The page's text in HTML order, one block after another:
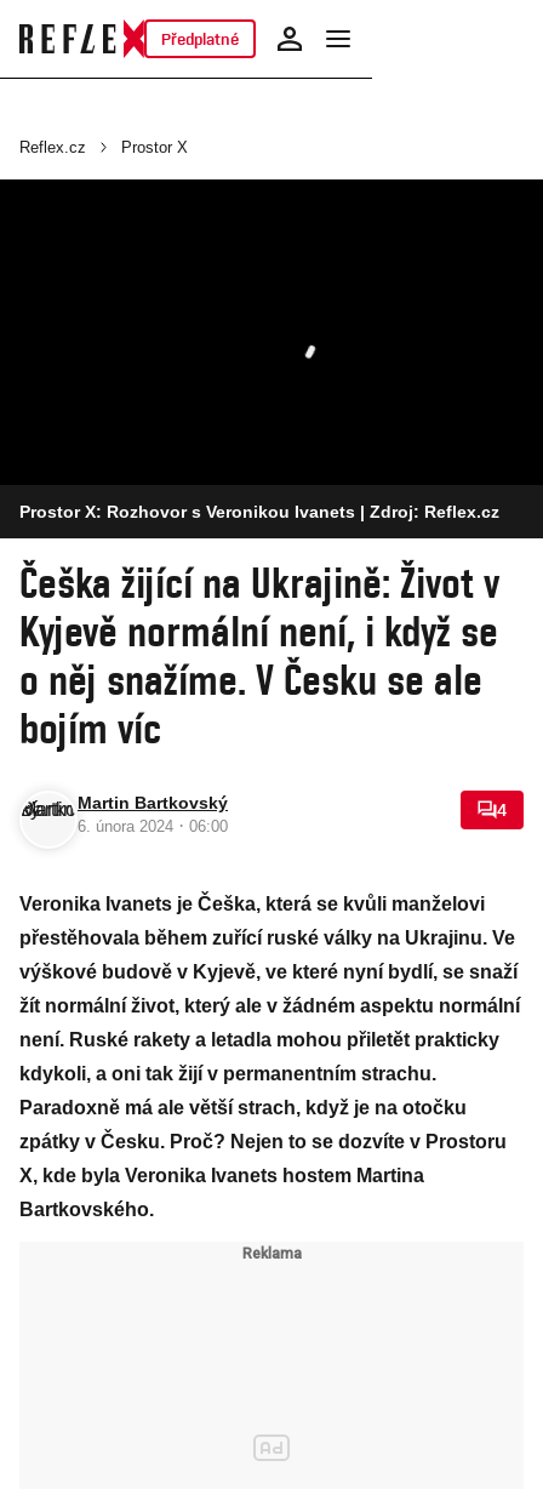
Předplatné
Reflex.cz Prostor X
Prostor X: Rozhovor s Veronikou Ivanets | Zdroj: Reflex.cz
Češka žijící na Ukrajině: Život v
Kyjevě normální není, i když se
o něj snažíme. V Česku se ale
bojím víc
Martin Bartkovský
6. února 2024 · 06:00
4
Veronika Ivanets je Češka, která se kvůli manželovi
přestěhovala během zuřící ruské války na Ukrajinu. Ve
výškové budově v Kyjevě, ve které nyní bydlí, se snaží
žít normální život, který ale v žádném aspektu normální
není. Ruské rakety a letadla mohou přiletět prakticky
kdykoli, a oni tak žijí v permanentním strachu.
Paradoxně má ale větší strach, když je na otočku
zpátky v Česku. Proč? Nejen to se dozvíte v Prostoru
X, kde byla Veronika Ivanets hostem Martina
Bartkovského.